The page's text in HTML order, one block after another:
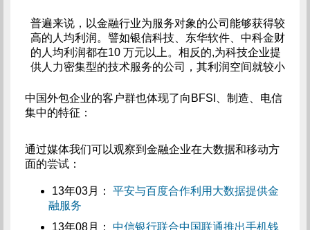
普遍来说，以金融行业为服务对象的公司能够获得较
高的人均利润。譬如银信科技、东华软件、中科金财
的人均利润都在10 万元以上。相反的,为科技企业提
供人力密集型的技术服务的公司，其利润空间就较小
中国外包企业的客户群也体现了向BFSI、制造、电信
集中的特征：
通过媒体我们可以观察到金融企业在大数据和移动方
面的尝试：
13年03月： 平安与百度合作利用大数据提供金
融服务
13年08月： 中信银行联合中国联通推出手机钱